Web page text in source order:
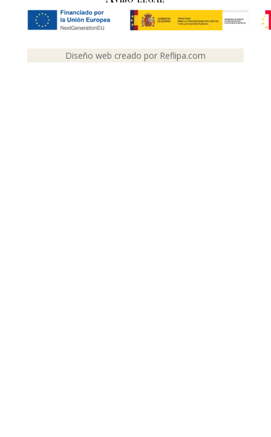
Diseño web creado por Reflipa.com